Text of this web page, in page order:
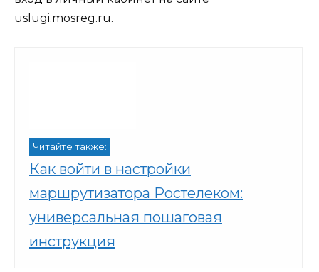
uslugi.mosreg.ru.
Читайте также:
Как войти в настройки
маршрутизатора Ростелеком:
универсальная пошаговая
инструкция